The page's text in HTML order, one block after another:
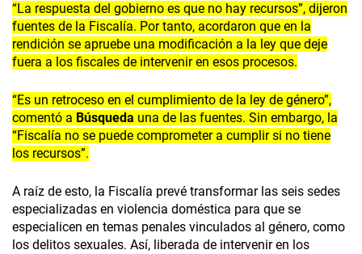
“La respuesta del gobierno es que no hay recursos”, dijeron
fuentes de la Fiscalía. Por tanto, acordaron que en la
rendición se apruebe una modificación a la ley que deje
fuera a los fiscales de intervenir en esos procesos.
“Es un retroceso en el cumplimiento de la ley de género”,
comentó a Búsqueda una de las fuentes. Sin embargo, la
“Fiscalía no se puede comprometer a cumplir si no tiene
los recursos”.
A raíz de esto, la Fiscalía prevé transformar las seis sedes
especializadas en violencia doméstica para que se
especialicen en temas penales vinculados al género, como
los delitos sexuales. Así, liberada de intervenir en los